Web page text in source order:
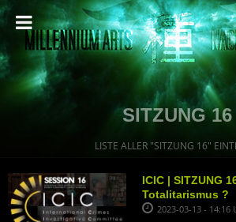
SITZUNG 16
LISTE ALLER "SITZUNG 16"
ICIC | SITZUNG
Totalitarismus ?
2023-03-13 - 14:16